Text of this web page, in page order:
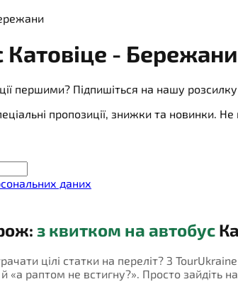
Катовіце - Бережани
першими? Підпишіться на нашу
пропозиції, знижки та новинки.
даних
з квитком на автобус
цілі статки на переліт? З
«а раптом не встигну?». Просто зайдіть